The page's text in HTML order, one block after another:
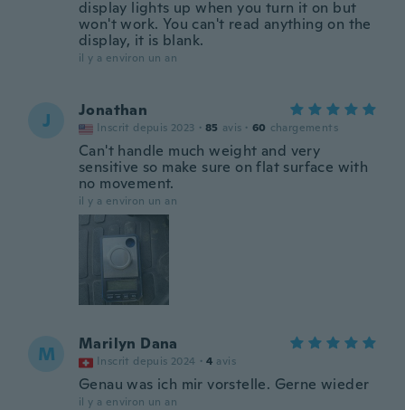
display lights up when you turn it on but
won't work. You can't read anything on the
display, it is blank.
il y a environ un an
J Jonathan
Inscrit depuis 2023 · 85 avis · 60 chargements
Can't handle much weight and very
sensitive so make sure on flat surface with
no movement.
il y a environ un an
M Marilyn Dana
Inscrit depuis 2024 · 4 avis
Genau was ich mir vorstelle. Gerne wieder
il y a environ un an